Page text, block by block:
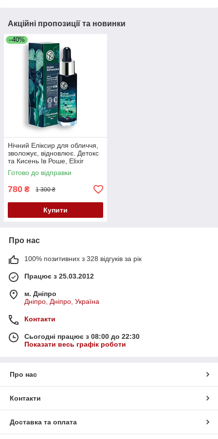
Акційні пропозиції та новинки
–40%
Нічний Еліксир для обличчя,
зволожує, відновлює. Детокс
та Кисень Ів Роше, Elixir
Botanique Yves Rocher, 30 мл
Готово до відправки
780 ₴ 1 300 ₴
Купити
Про нас
100% позитивних з 328 відгуків за рік
Працює з 25.03.2012
м. Дніпро
Дніпро, Дніпро, Україна
Контакти
Сьогодні працює з 08:00 до 22:30
Показати весь графік роботи
Про нас
Контакти
Доставка та оплата